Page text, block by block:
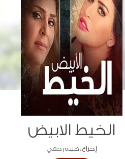
الخيط الابيض
إخراج :هيثم حقي